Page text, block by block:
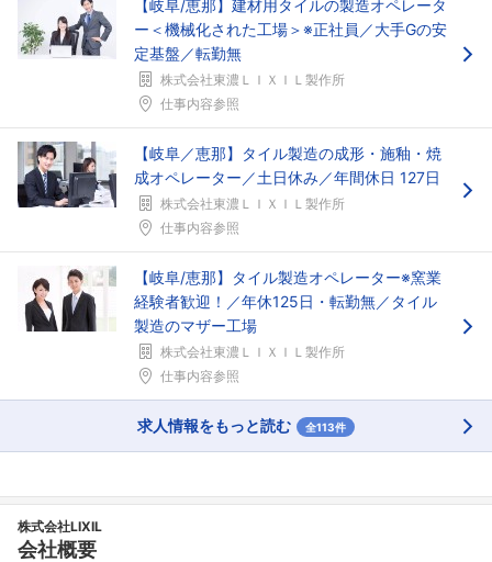
【岐阜/恵那】建材用タイルの製造オペレータ
ー＜機械化された工場＞※正社員／大手Gの安
定基盤／転勤無
株式会社東濃ＬＩＸＩＬ製作所
仕事内容参照
【岐阜／恵那】タイル製造の成形・施釉・焼
成オペレーター／土日休み／年間休日 127日
株式会社東濃ＬＩＸＩＬ製作所
仕事内容参照
【岐阜/恵那】タイル製造オペレーター※窯業
経験者歓迎！／年休125日・転勤無／タイル
製造のマザー工場
株式会社東濃ＬＩＸＩＬ製作所
仕事内容参照
求人情報をもっと読む 全113件
株式会社LIXIL
会社概要